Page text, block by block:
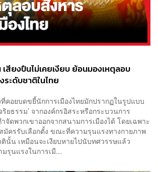
สียงปืนไม่เคยเงียบ ย้อนมองเหตุลอบ
ระดับชาติในไทย
คอยบดขยี้นักการเมืองไทยมักปรากฏในรูปแบบ
ยธรรม’ จากองค์กรอิสระหรือกระบวนการ
จัดพวกเขาออกจากสนามการเมืองได้ โดยเฉพาะ
มัครรับเลือกตั้ง ขณะที่ความรุนแรงทางกายภาพ
นั้น เหมือนจะเงียบหายไปนับทศวรรษแล้ว
นแรงในการเมื...